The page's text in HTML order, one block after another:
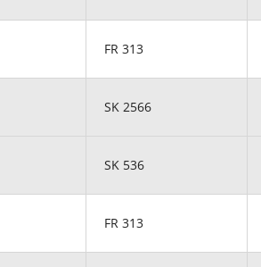
FR 313
SK 2566
SK 536
FR 313